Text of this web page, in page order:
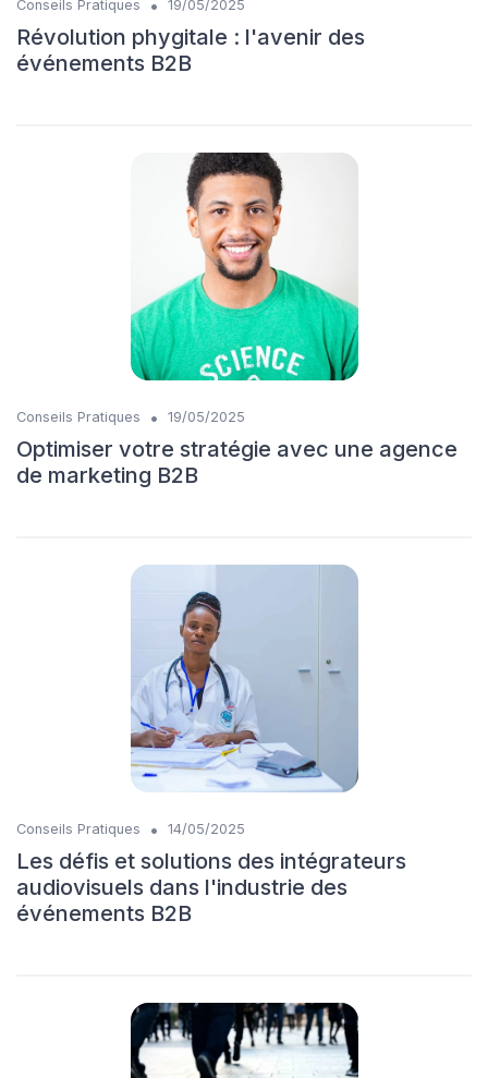
Conseils Pratiques • 19/05/2025
Révolution phygitale : l'avenir des
événements B2B
Conseils Pratiques • 19/05/2025
Optimiser votre stratégie avec une agence
de marketing B2B
Conseils Pratiques • 14/05/2025
Les défis et solutions des intégrateurs
audiovisuels dans l'industrie des
événements B2B